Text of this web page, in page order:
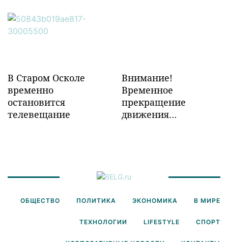
инфраструктуры в
Забайкалье
В Старом Осколе
временно
остановится
телевещание
Внимание!
Временное
прекращение
движения
ОБЩЕСТВО ПОЛИТИКА ЭКОНОМИКА В МИРЕ
ТЕХНОЛОГИИ LIFESTYLE СПОРТ